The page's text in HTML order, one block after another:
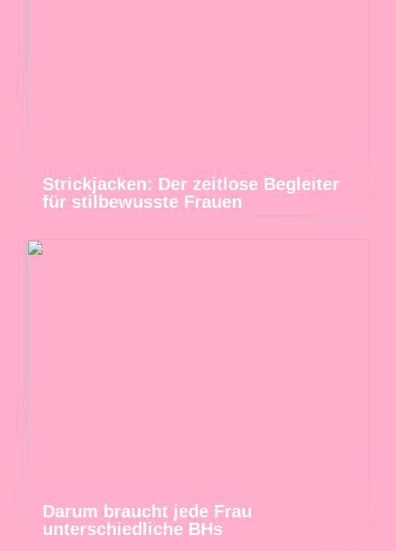
Strickjacken: Der zeitlose Begleiter
für stilbewusste Frauen
Darum braucht jede Frau
unterschiedliche BHs